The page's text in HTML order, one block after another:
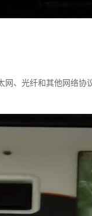
、光纤和其他网络